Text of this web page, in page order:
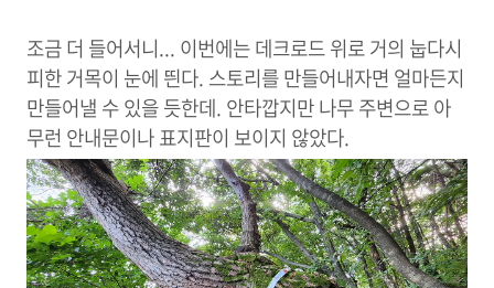
조금 더 들어서니... 이번에는 데크로드 위로 거의 눕다시
피한 거목이 눈에 띈다. 스토리를 만들어내자면 얼마든지
만들어낼 수 있을 듯한데. 안타깝지만 나무 주변으로 아
무런 안내문이나 표지판이 보이지 않았다.